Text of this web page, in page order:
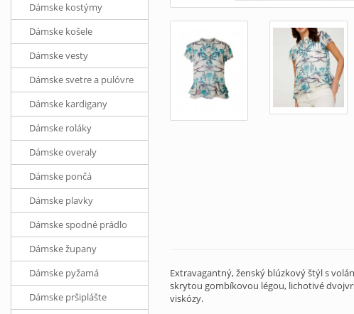
Extravagantný, ženský blúzkový štýl s
skrytou gombíkovou légou, lichotivé
viskózy.
Dámske kostýmy
Dámske košele
Dámske vesty
Dámske svetre a pulóvre
Dámske kardigany
Dámske roláky
Dámske overaly
Dámske pončá
Dámske plavky
Dámske spodné prádlo
Dámske župany
Dámske pyžamá
Dámske pršiplášte